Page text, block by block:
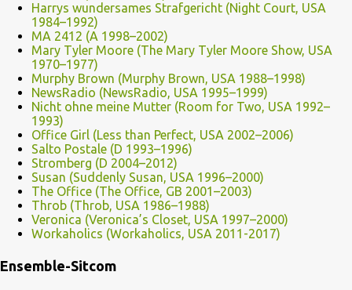
Harrys wundersames Strafgericht (Night Court, USA
1984–1992)
MA 2412 (A 1998–2002)
Mary Tyler Moore (The Mary Tyler Moore Show, USA
1970–1977)
Murphy Brown (Murphy Brown, USA 1988–1998)
NewsRadio (NewsRadio, USA 1995–1999)
Nicht ohne meine Mutter (Room for Two, USA 1992–
1993)
Office Girl (Less than Perfect, USA 2002–2006)
Salto Postale (D 1993–1996)
Stromberg (D 2004–2012)
Susan (Suddenly Susan, USA 1996–2000)
The Office (The Office, GB 2001–2003)
Throb (Throb, USA 1986–1988)
Veronica (Veronica’s Closet, USA 1997–2000)
Workaholics (Workaholics, USA 2011-2017)
Ensemble-Sitcom